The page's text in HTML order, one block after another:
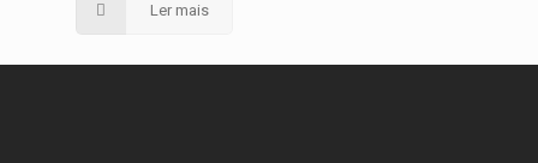
Ler mais